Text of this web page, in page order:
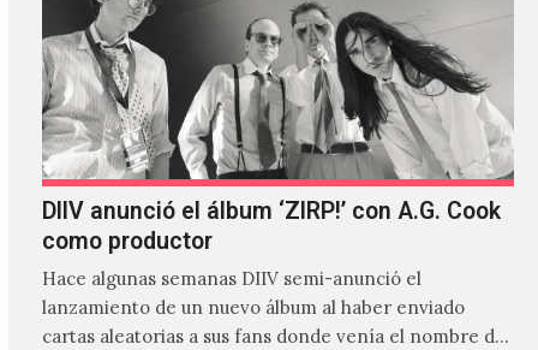
DIIV anunció el álbum ‘ZIRP!’ con A.G. Cook
como productor
Hace algunas semanas DIIV semi-anunció el
lanzamiento de un nuevo álbum al haber enviado
cartas aleatorias a sus fans donde venía el nombre de